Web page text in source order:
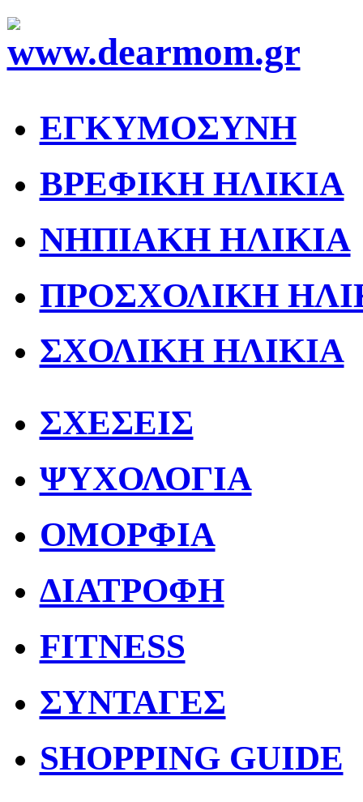
ΕΓΚΥΜΟΣΥΝΗ
ΒΡΕΦΙΚΗ ΗΛΙΚΙΑ
ΝΗΠΙΑΚΗ ΗΛΙΚΙΑ
ΠΡΟΣΧΟΛΙΚΗ
ΣΧΟΛΙΚΗ ΗΛΙΚΙΑ
ΣΧΕΣΕΙΣ
ΨΥΧΟΛΟΓΙΑ
ΟΜΟΡΦΙΑ
ΔΙΑΤΡΟΦΗ
FITNESS
ΣΥΝΤΑΓΕΣ
SHOPPING GUIDE